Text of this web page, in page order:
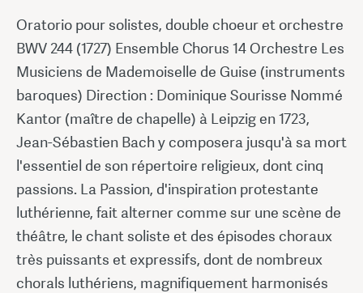
Oratorio pour solistes, double choeur et orchestre
BWV 244 (1727) Ensemble Chorus 14 Orchestre Les
Musiciens de Mademoiselle de Guise (instruments
baroques) Direction : Dominique Sourisse Nommé
Kantor (maître de chapelle) à Leipzig en 1723,
Jean-Sébastien Bach y composera jusqu'à sa mort
l'essentiel de son répertoire religieux, dont cinq
passions. La Passion, d'inspiration protestante
luthérienne, fait alterner comme sur une scène de
théâtre, le chant soliste et des épisodes choraux
très puissants et expressifs, dont de nombreux
chorals luthériens, magnifiquement harmonisés